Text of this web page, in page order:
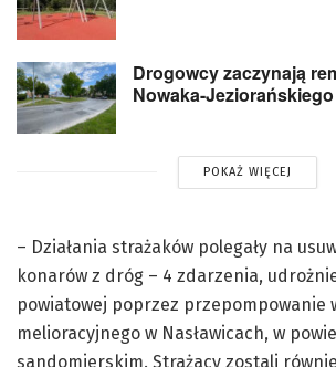
Drogowcy zaczynają
Nowaka-Jeziorańskiego
POKAŻ WIĘCEJ
– Działania strażaków polegały na
konarów z dróg – 4 zdarzenia,
powiatowej poprzez przepompowanie
melioracyjnego w Nasławicach, w
sandomierskim. Strażacy zostali